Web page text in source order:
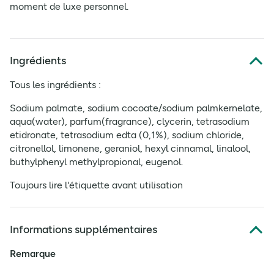
moment de luxe personnel.
Ingrédients
Tous les ingrédients :
Sodium palmate, sodium cocoate/sodium palmkernelate,
aqua(water), parfum(fragrance), clycerin, tetrasodium
etidronate, tetrasodium edta (0,1%), sodium chloride,
citronellol, limonene, geraniol, hexyl cinnamal, linalool,
buthylphenyl methylpropional, eugenol.
Toujours lire l'étiquette avant utilisation
Informations supplémentaires
Remarque